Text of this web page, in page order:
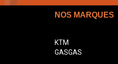
NOS MARQUES
KTM
GASGAS